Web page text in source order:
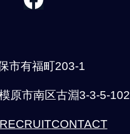
市有福町203-1
原市南区古淵3-3-5-102
RECRUITCONTACT